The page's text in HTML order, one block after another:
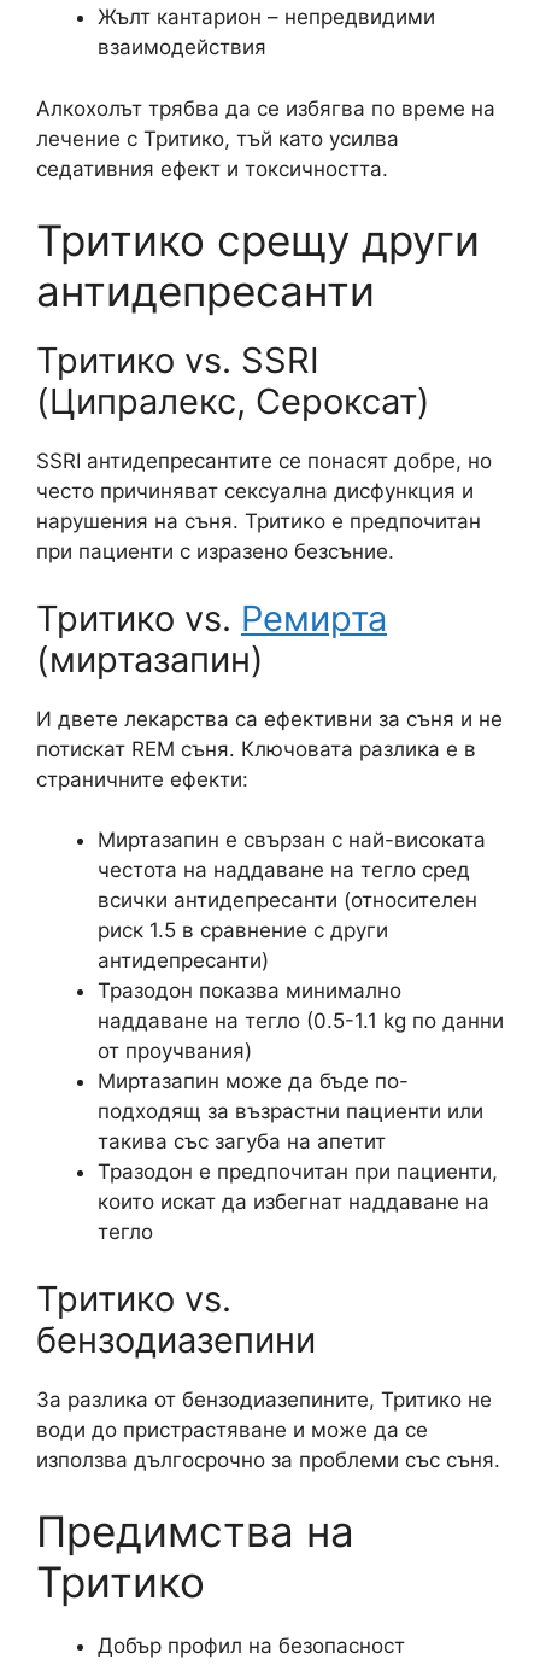
Жълт кантарион – непредвидими
взаимодействия
Алкохолът трябва да се избягва по време на
лечение с Тритико, тъй като усилва
седативния ефект и токсичността.
Тритико срещу други
антидепресанти
Тритико vs. SSRI
(Ципралекс, Сероксат)
SSRI антидепресантите се понасят добре, но
често причиняват сексуална дисфункция и
нарушения на съня. Тритико е предпочитан
при пациенти с изразено безсъние.
Тритико vs. Ремирта
(миртазапин)
И двете лекарства са ефективни за съня и не
потискат REM съня. Ключовата разлика е в
страничните ефекти:
Миртазапин е свързан с най-високата
честота на наддаване на тегло сред
всички антидепресанти (относителен
риск 1.5 в сравнение с други
антидепресанти)
Тразодон показва минимално
наддаване на тегло (0.5-1.1 kg по данни
от проучвания)
Миртазапин може да бъде по-
подходящ за възрастни пациенти или
такива със загуба на апетит
Тразодон е предпочитан при пациенти,
които искат да избегнат наддаване на
тегло
Тритико vs.
бензодиазепини
За разлика от бензодиазепините, Тритико не
води до пристрастяване и може да се
използва дългосрочно за проблеми със съня.
Предимства на
Тритико
Добър профил на безопасност